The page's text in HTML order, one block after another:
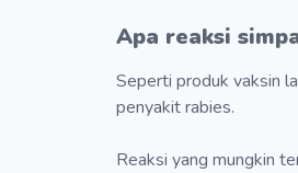
Apa reaksi
Seperti produk vaksin
penyakit rabies.
Reaksi yang mungkin